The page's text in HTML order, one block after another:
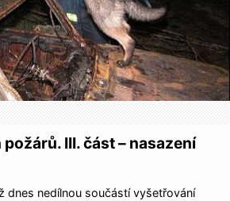
III. část – nasazení
dnes nedílnou součástí vyšetřování